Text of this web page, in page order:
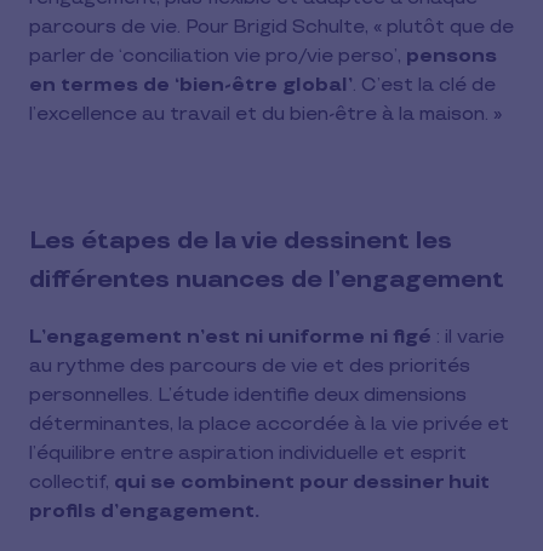
parcours de vie. Pour Brigid Schulte, « plutôt que de
parler de ‘conciliation vie pro/vie perso’, pensons
en termes de ‘bien-être global’. C’est la clé de
l’excellence au travail et du bien-être à la maison. »
Les étapes de la vie dessinent les
différentes nuances de l’engagement
L’engagement n’est ni uniforme ni figé : il varie
au rythme des parcours de vie et des priorités
personnelles. L’étude identifie deux dimensions
déterminantes, la place accordée à la vie privée et
l’équilibre entre aspiration individuelle et esprit
collectif, qui se combinent pour dessiner huit
profils d’engagement.